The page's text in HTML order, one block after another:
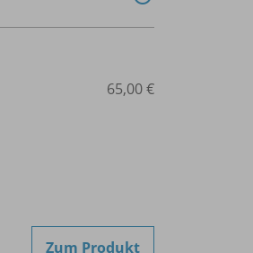
65,00 €
Zum Produkt